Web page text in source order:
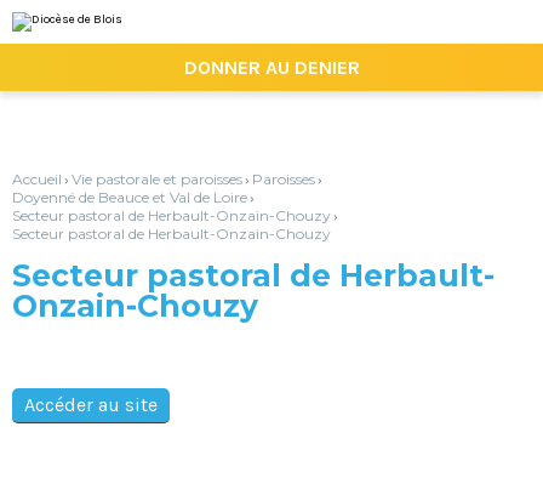
au
contenu.
la
personnels
DONNER AU DENIER
Accueil › Vie pastorale et paroisses› Paroisses›
Doyenné de Beauce et Val de Loire›
Secteur pastoral de Herbault-Onzain-Chouzy›
Secteur pastoral de Herbault-Onzain-Chouzy
Secteur pastoral de Herbault-
Onzain-Chouzy
Accéder au site